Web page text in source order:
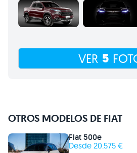
VER 5
OTROS MODELOS DE FIAT
Fiat 500e
Desde 20.575 €